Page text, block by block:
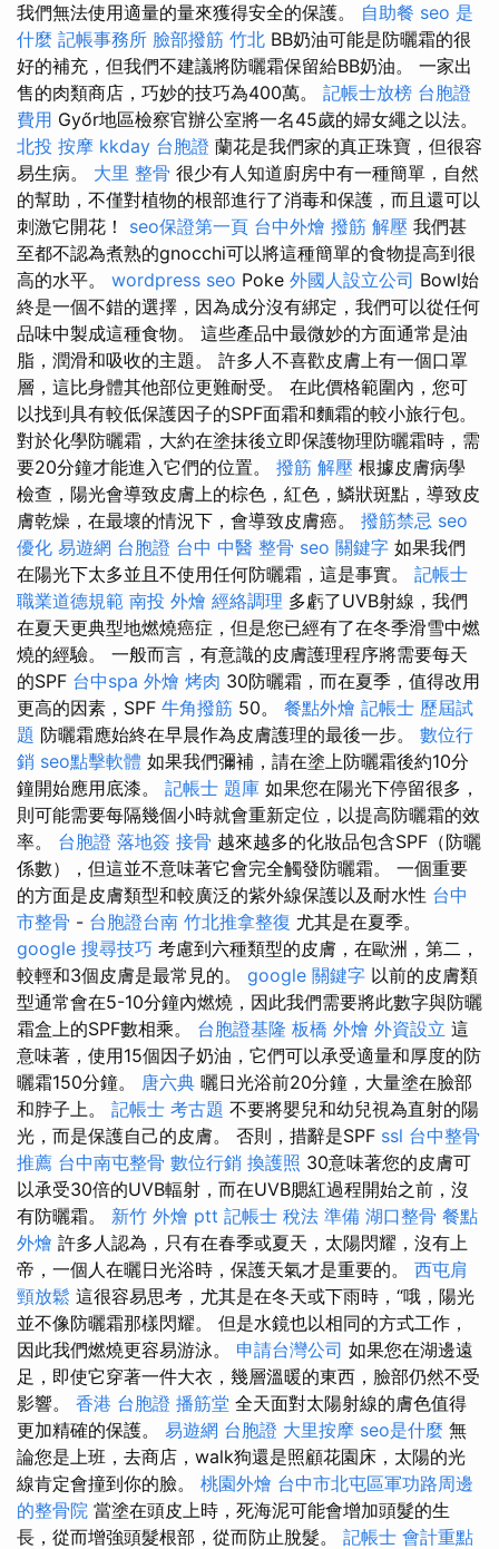
我們無法使用適量的量來獲得安全的保護。 自助餐 seo 是
什麼 記帳事務所 臉部撥筋 竹北 BB奶油可能是防曬霜的很
好的補充，但我們不建議將防曬霜保留給BB奶油。 一家出
售的肉類商店，巧妙的技巧為400萬。 記帳士放榜 台胞證
費用 Győr地區檢察官辦公室將一名45歲的婦女繩之以法。
北投 按摩 kkday 台胞證 蘭花是我們家的真正珠寶，但很容
易生病。 大里 整骨 很少有人知道廚房中有一種簡單，自然
的幫助，不僅對植物的根部進行了消毒和保護，而且還可以
刺激它開花！ seo保證第一頁 台中外燴 撥筋 解壓 我們甚
至都不認為煮熟的gnocchi可以將這種簡單的食物提高到很
高的水平。 wordpress seo Poke 外國人設立公司 Bowl始
終是一個不錯的選擇，因為成分沒有綁定，我們可以從任何
品味中製成這種食物。 這些產品中最微妙的方面通常是油
脂，潤滑和吸收的主題。 許多人不喜歡皮膚上有一個口罩
層，這比身體其他部位更難耐受。 在此價格範圍內，您可
以找到具有較低保護因子的SPF面霜和麵霜的較小旅行包。
對於化學防曬霜，大約在塗抹後立即保護物理防曬霜時，需
要20分鐘才能進入它們的位置。 撥筋 解壓 根據皮膚病學
檢查，陽光會導致皮膚上的棕色，紅色，鱗狀斑點，導致皮
膚乾燥，在最壞的情況下，會導致皮膚癌。 撥筋禁忌 seo
優化 易遊網 台胞證 台中 中醫 整骨 seo 關鍵字 如果我們
在陽光下太多並且不使用任何防曬霜，這是事實。 記帳士
職業道德規範 南投 外燴 經絡調理 多虧了UVB射線，我們
在夏天更典型地燃燒癌症，但是您已經有了在冬季滑雪中燃
燒的經驗。 一般而言，有意識的皮膚護理程序將需要每天
的SPF 台中spa 外燴 烤肉 30防曬霜，而在夏季，值得改用
更高的因素，SPF 牛角撥筋 50。 餐點外燴 記帳士 歷屆試
題 防曬霜應始終在早晨作為皮膚護理的最後一步。 數位行
銷 seo點擊軟體 如果我們彌補，請在塗上防曬霜後約10分
鐘開始應用底漆。 記帳士 題庫 如果您在陽光下停留很多，
則可能需要每隔幾個小時就會重新定位，以提高防曬霜的效
率。 台胞證 落地簽 接骨 越來越多的化妝品包含SPF（防曬
係數），但這並不意味著它會完全觸發防曬霜。 一個重要
的方面是皮膚類型和較廣泛的紫外線保護以及耐水性 台中
市整骨 - 台胞證台南 竹北推拿整復 尤其是在夏季。
google 搜尋技巧 考慮到六種類型的皮膚，在歐洲，第二，
較輕和3個皮膚是最常見的。 google 關鍵字 以前的皮膚類
型通常會在5-10分鐘內燃燒，因此我們需要將此數字與防曬
霜盒上的SPF數相乘。 台胞證基隆 板橋 外燴 外資設立 這
意味著，使用15個因子奶油，它們可以承受適量和厚度的防
曬霜150分鐘。 唐六典 曬日光浴前20分鐘，大量塗在臉部
和脖子上。 記帳士 考古題 不要將嬰兒和幼兒視為直射的陽
光，而是保護自己的皮膚。 否則，措辭是SPF ssl 台中整骨
推薦 台中南屯整骨 數位行銷 換護照 30意味著您的皮膚可
以承受30倍的UVB輻射，而在UVB腮紅過程開始之前，沒
有防曬霜。 新竹 外燴 ptt 記帳士 稅法 準備 湖口整骨 餐點
外燴 許多人認為，只有在春季或夏天，太陽閃耀，沒有上
帝，一個人在曬日光浴時，保護天氣才是重要的。 西屯肩
頸放鬆 這很容易思考，尤其是在冬天或下雨時，“哦，陽光
並不像防曬霜那樣閃耀。 但是水鏡也以相同的方式工作，
因此我們燃燒更容易游泳。 申請台灣公司 如果您在湖邊遠
足，即使它穿著一件大衣，幾層溫暖的東西，臉部仍然不受
影響。 香港 台胞證 播筋堂 全天面對太陽射線的膚色值得
更加精確的保護。 易遊網 台胞證 大里按摩 seo是什麼 無
論您是上班，去商店，walk狗還是照顧花園床，太陽的光
線肯定會撞到你的臉。 桃園外燴 台中市北屯區軍功路周邊
的整骨院 當塗在頭皮上時，死海泥可能會增加頭髮的生
長，從而增強頭髮根部，從而防止脫髮。 記帳士 會計重點